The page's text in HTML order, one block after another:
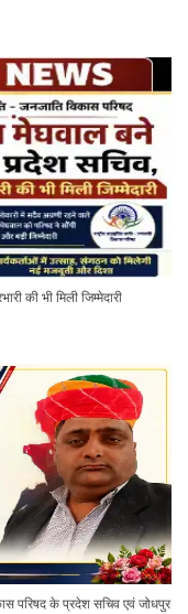
की भी मिली जिम्मेदारी
परिषद के प्रदेश सचिव एवं जोधपुर